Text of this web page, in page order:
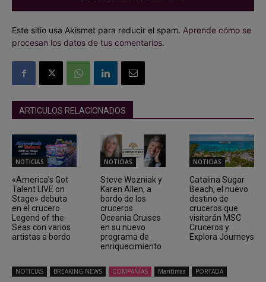
Este sitio usa Akismet para reducir el spam. Aprende cómo se
procesan los datos de tus comentarios.
ARTICULOS RELACIONADOS
NOTICIAS
«America’s Got
Talent LIVE on
Stage» debuta
en el crucero
Legend of the
Seas con varios
artistas a bordo
NOTICIAS
Steve Wozniak y
Karen Allen, a
bordo de los
cruceros
Oceania Cruises
en su nuevo
programa de
enriquecimiento
NOTICIAS
Catalina Sugar
Beach, el nuevo
destino de
cruceros que
visitarán MSC
Cruceros y
Explora Journeys
NOTICIAS BREAKING NEWS COMPAÑÍAS Marítimas PORTADA